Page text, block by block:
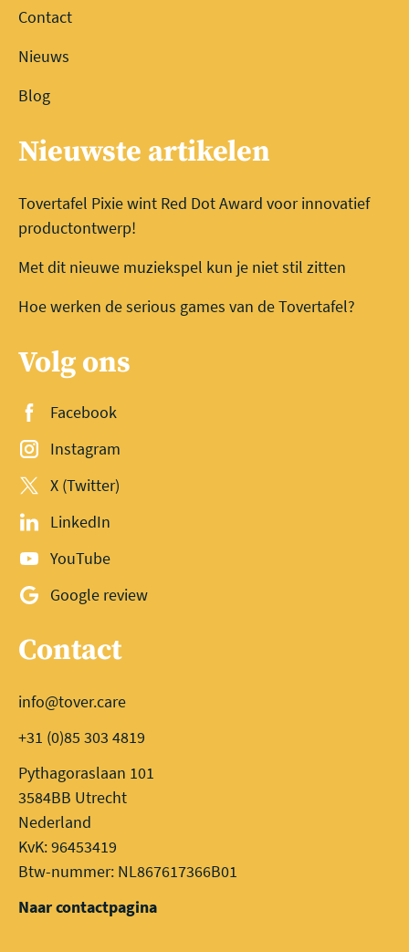
Contact
Nieuws
Blog
Nieuwste artikelen
Tovertafel Pixie wint Red Dot Award voor innovatief
productontwerp!
Met dit nieuwe muziekspel kun je niet stil zitten
Hoe werken de serious games van de Tovertafel?
Volg ons
Facebook
Instagram
X (Twitter)
LinkedIn
YouTube
Google review
Contact
info@tover.care
+31 (0)85 303 4819
Pythagoraslaan 101
3584BB Utrecht
Nederland
KvK: 96453419
Btw-nummer: NL867617366B01
Naar contactpagina